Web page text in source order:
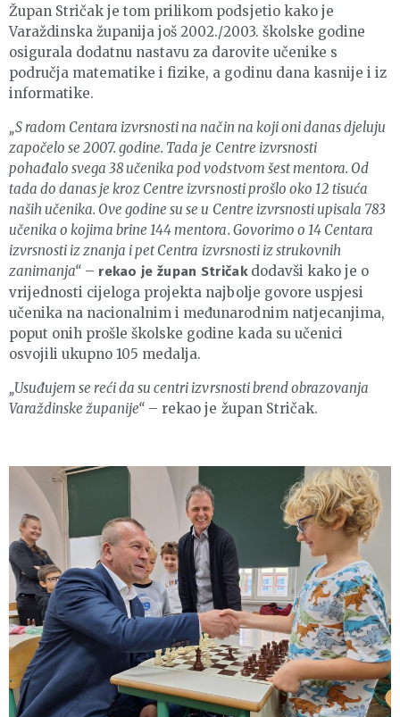
Župan Stričak je tom prilikom podsjetio kako je
Varaždinska županija još 2002./2003. školske godine
osigurala dodatnu nastavu za darovite učenike s
područja matematike i fizike, a godinu dana kasnije i iz
informatike.
„S radom Centara izvrsnosti na način na koji oni danas djeluju
započelo se 2007. godine. Tada je Centre izvrsnosti
pohađalo svega 38 učenika pod vodstvom šest mentora. Od
tada do danas je kroz Centre izvrsnosti prošlo oko 12 tisuća
naših učenika. Ove godine su se u Centre izvrsnosti upisala 783
učenika o kojima brine 144 mentora. Govorimo o 14 Centara
izvrsnosti iz znanja i pet Centra izvrsnosti iz strukovnih
zanimanja“ – rekao je župan Stričakdodavši kako je o
vrijednosti cijeloga projekta najbolje govore uspjesi
učenika na nacionalnim i međunarodnim natjecanjima,
poput onih prošle školske godine kada su učenici
osvojili ukupno 105 medalja.
„Usuđujem se reći da su centri izvrsnosti brend obrazovanja
Varaždinske županije“ – rekao je župan Stričak.